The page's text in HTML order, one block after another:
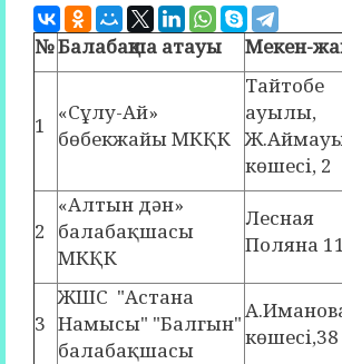
№Балабақша атауы Мекен-
1
«Сұлу-Ай»
бөбекжайы МКҚК
Тайтобе
ауылы,
көшесі, 2
2
«Алтын дән»
балабақшасы
МКҚК
Лесная
Поляна
3
ЖШС "Астана
Намысы" "Балгын"
балабақшасы
көшесі,38